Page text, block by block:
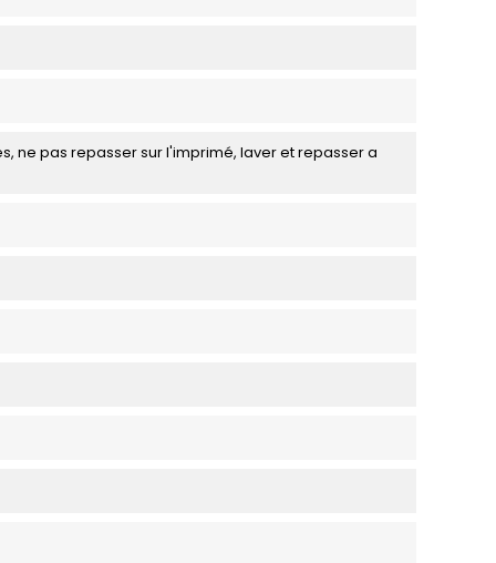
ne pas repasser sur l'imprimé, laver et repasser a